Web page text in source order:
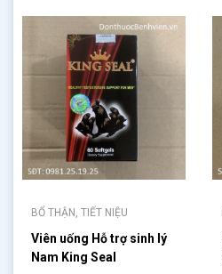
BỔ THẬN, TIẾT NIỆU
Viên uống Hỗ trợ sinh lý
Nam King Seal